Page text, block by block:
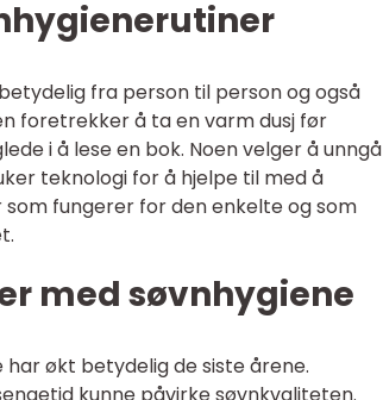
fra person til person og også
foretrekker å ta en varm dusj før
i å lese en bok. Noen velger å unngå
teknologi for å hjelpe til med å
fungerer for den enkelte og som
med søvnhygiene
økt betydelig de siste årene.